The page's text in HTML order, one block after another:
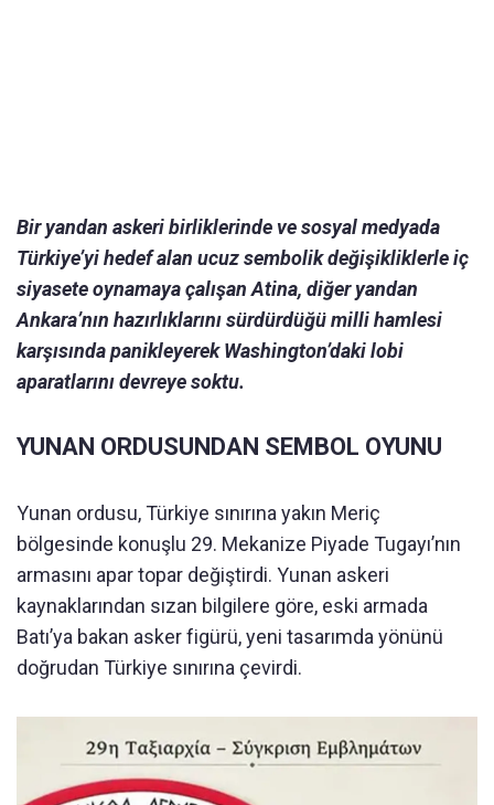
Bir yandan askeri birliklerinde ve sosyal medyada
Türkiye’yi hedef alan ucuz sembolik değişikliklerle iç
siyasete oynamaya çalışan Atina, diğer yandan
Ankara’nın hazırlıklarını sürdürdüğü milli hamlesi
karşısında panikleyerek Washington’daki lobi
aparatlarını devreye soktu.
YUNAN ORDUSUNDAN SEMBOL OYUNU
Yunan ordusu, Türkiye sınırına yakın Meriç
bölgesinde konuşlu 29. Mekanize Piyade Tugayı’nın
armasını apar topar değiştirdi. Yunan askeri
kaynaklarından sızan bilgilere göre, eski armada
Batı’ya bakan asker figürü, yeni tasarımda yönünü
doğrudan Türkiye sınırına çevirdi.